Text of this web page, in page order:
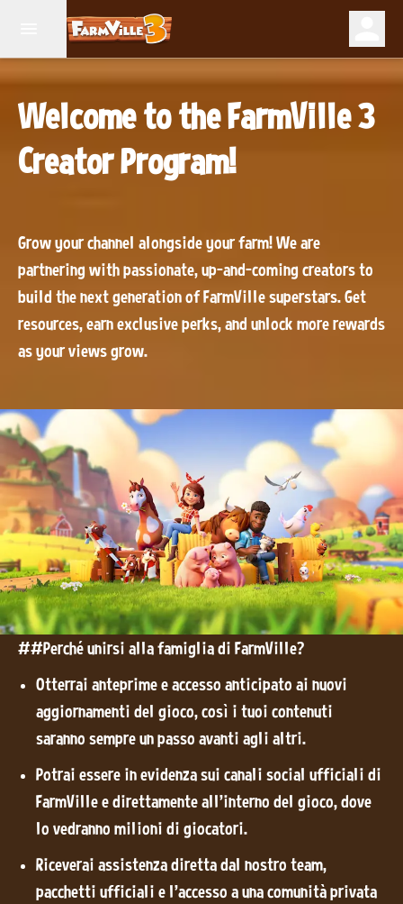
Welcome to the FarmVille 3
Creator Program!
Grow your channel alongside your farm! We are
partnering with passionate, up-and-coming creators to
build the next generation of FarmVille superstars. Get
resources, earn exclusive perks, and unlock more rewards
as your views grow.
##Perché unirsi alla famiglia di FarmVille?
Otterrai anteprime e accesso anticipato ai nuovi
aggiornamenti del gioco, così i tuoi contenuti
saranno sempre un passo avanti agli altri.
Potrai essere in evidenza sui canali social ufficiali di
FarmVille e direttamente all'interno del gioco, dove
lo vedranno milioni di giocatori.
Riceverai assistenza diretta dal nostro team,
pacchetti ufficiali e l'accesso a una comunità privata